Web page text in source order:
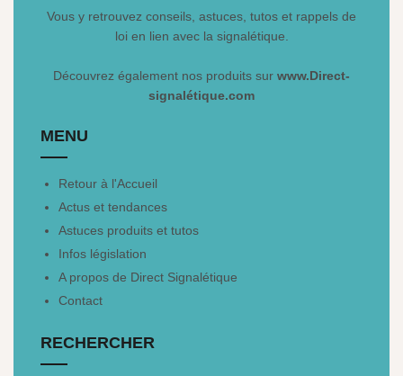
Vous y retrouvez conseils, astuces, tutos et rappels de
loi en lien avec la signalétique.
Découvrez également nos produits sur www.Direct-
signalétique.com
MENU
Retour à l'Accueil
Actus et tendances
Astuces produits et tutos
Infos législation
A propos de Direct Signalétique
Contact
RECHERCHER